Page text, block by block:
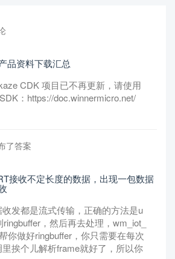
品资料下载汇总
CDK 项目已不再更新，请使用
：https://doc.winnermicro.net/
了答案
接收不定长度的数据，出现一包数据
发都是流式传输，正确的方法是u
，然后再去处理，wm_iot_
你做好ringbuffer，你只需要在每次
挨个儿解析frame就好了，所以你